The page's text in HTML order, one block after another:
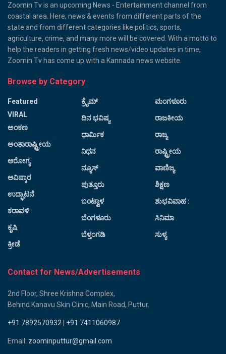
Zoomin Tv is an upcoming News - Entertainment channel from
coastal area. Here, news & events from different parts of the
state and from different categories like politics, sports,
agriculture, crime, and many more will be covered. With a motto to
help the readers in getting fresh news/video updates in time,
Zoomin Tv has come up with a Kannada news website.
Browse by Category
Featured
VIRAL
ಅಂಕಣ
ಅಂತಾರಾಷ್ಟ್ರೀಯ
ಆರೋಗ್ಯ
ಆವಿಷ್ಕಾರ
ಉದ್ಘಾಟನೆ
ಕರಾವಳಿ
ಕೃಷಿ
ಕ್ರೀಡೆ
ಕ್ರೈಮ್
ದಿನ ಭವಿಷ್ಯ
ಧಾರ್ಮಿಕ
ನಿಧನ
ನ್ಯೂಸ್
ಪುತ್ತೂರು
ಬಂಟ್ವಾಳ
ಬೆಂಗಳೂರು
ಬೆಳ್ತಂಗಡಿ
ಮಂಗಳೂರು
ರಾಜಕೀಯ
ರಾಜ್ಯ
ರಾಷ್ಟ್ರೀಯ
ವಾಣಿಜ್ಯ
ಶಿಕ್ಷಣ
ಶುಭವಿವಾಹ :
ಸಿನಿಮಾ
ಸುಳ್ಯ
Contact for News/Advertisements
2nd Floor, Shree Krishna Complex,
Behind Kanavu Skin Clinic, Main Road, Puttur.
+91 7892570932 +91 7411060987
Email: zoominputtur@gmail.com